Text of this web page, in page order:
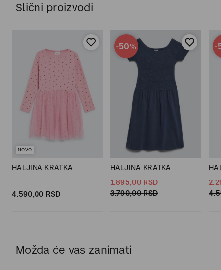
Slični proizvodi
NOVO
HALJINA KRATKA
4.590,00 RSD
-50%
HALJINA KRATKA
1.895,00 RSD
3.790,00 RSD
-
Možda će vas zanimati